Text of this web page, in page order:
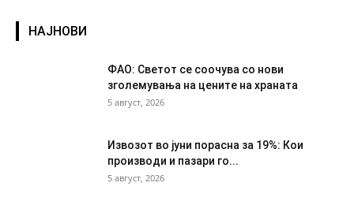
НАЈНОВИ
ФАО: Светот се соочува со нови
зголемувања на цените на храната
5 август, 2026
Извозот во јуни порасна за 19%: Кои
производи и пазари го...
5 август, 2026